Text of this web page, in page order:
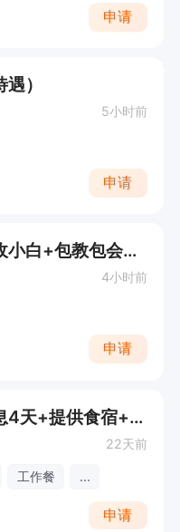
申请
）
5小时前
申请
产康学徒+美容学徒（接收小白+包教包会+可以拿到证书）
4小时前
申请
成熟美容师（半天班+休息4天+提供食宿+年度旅游）
22天前
工作餐 ...
申请